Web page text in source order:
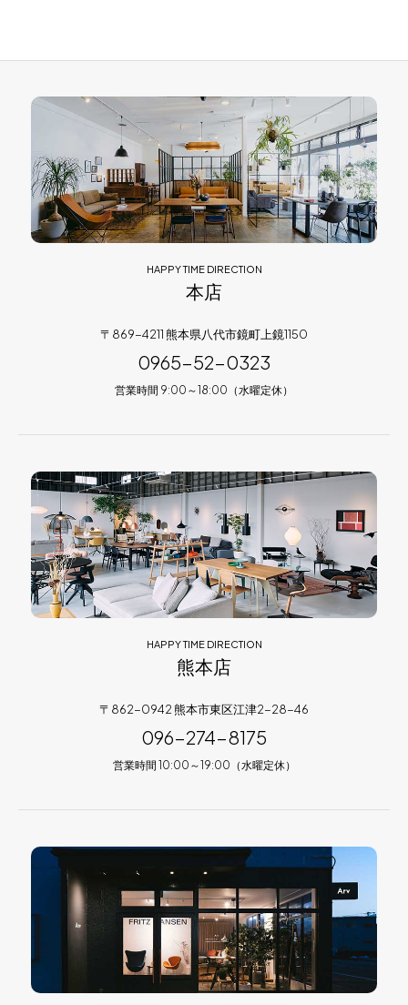
HAPPY TIME DIRECTION
本店
〒869-4211 熊本県八代市鏡町上鏡1150
0965-52-0323
営業時間 9:00～18:00（水曜定休）
HAPPY TIME DIRECTION
熊本店
〒862-0942 熊本市東区江津2-28-46
096-274-8175
営業時間 10:00～19:00（水曜定休）